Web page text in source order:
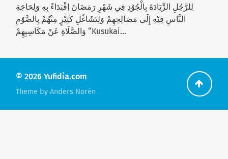
لِلرَّجُلِ الزِّيَادَةَ بِالْجُوْدِ فِي شَهْرِ رَمَضَانَ اِقْتِدَاءً بِهِ وَلِحَاجَةِ
النَّاسِ فِيْهِ إِلَى مَصَالِحِهِمْ وَلِتَشَاغُلِ كَثِيْرٍ مِنْهُمْ بِالصَّوْمِ
وَالصَّلَاةِ عَنْ مَكَاسِبِهِمْ “Kusukai…
© 2026Yufidia.com
Theme byAnders Norén
Go
back